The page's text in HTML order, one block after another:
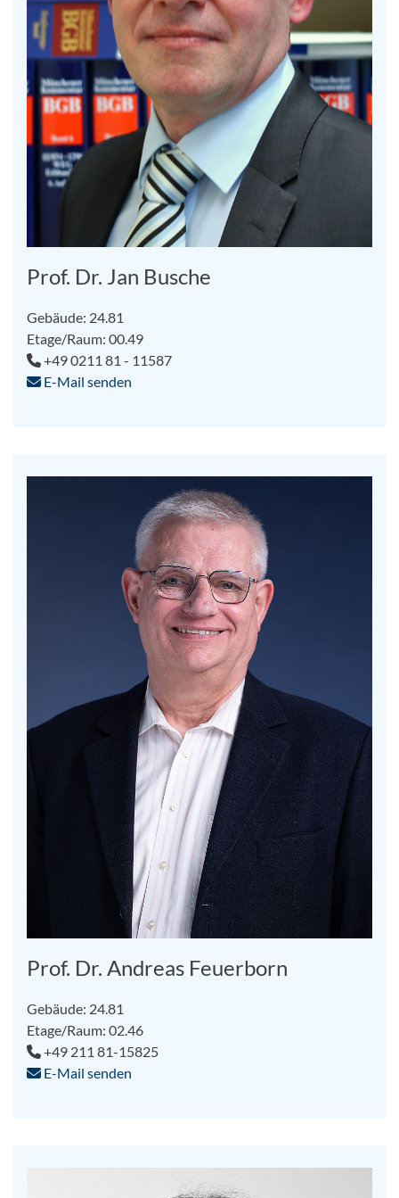
Prof. Dr. Jan Busche
Gebäude: 24.81
Etage/Raum: 00.49
+49 0211 81 - 11587
E-Mail senden
Prof. Dr. Andreas Feuerborn
Gebäude: 24.81
Etage/Raum: 02.46
+49 211 81-15825
E-Mail senden